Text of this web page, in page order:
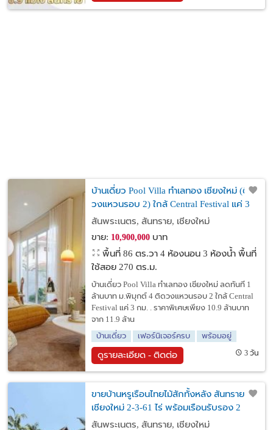
บ้านเดี่ยว Pool Villa ทำเลทอง เชียงใหม่ (ติด
วงแหวนรอบ 2) ใกล้ Central Festival แค่ 3
กม.
สันพระเนตร, สันทราย, เชียงใหม่
ขาย: 10,900,000บาท
พื้นที่ 86 ตร.วา 4 ห้องนอน 3 ห้องน้ำ พื้นที่
ใช้สอย 270 ตร.ม.
บ้านเดี่ยว Pool Villa ทำเลทอง เชียงใหม่ ลดทันที 1
ล้านบาท ม.พิมุกต์ 4 ติดวงแหวนรอบ 2 ใกล้ Central
Festival แค่ 3 กม. . ราคาพิเศษเพียง 10.9 ล้านบาท
จาก 11.9 ล้าน
บ้านเดี่ยว
เฟอร์นิเจอร์ครบ พร้อมอยู่
ดูรายละเอียด - ติดต่อ 3 วัน
ขายบ้านหรูเรือนไทยไม้สักทั้งหลัง สันทราย
เชียงใหม่ 2-3-61 ไร่ พร้อมเรือนรับรอง 2
หลัง
สันพระเนตร, สันทราย, เชียงใหม่